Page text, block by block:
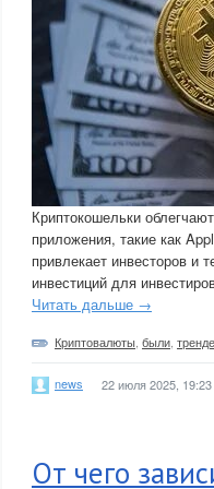
Криптокошельки
приложения, такие как
привлекает инвесторов и
инвестиций для
Читать дальше →
Криптовалюты были тренде
news 22 июля 2025, 19:23
От чего